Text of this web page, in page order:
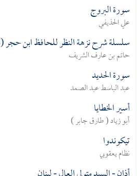
سورة البروج
علي الحذيفي
سلسلة شرح نزهة النظر للحافظ ابن حجر (28)
حاتم بن عارف الشريف
سورة الحديد
عبد الباسط عبد الصمد
أسير الخطايا
أبو زياد ( طارق جابر )
تيكوندوا
نظام يعقوبي